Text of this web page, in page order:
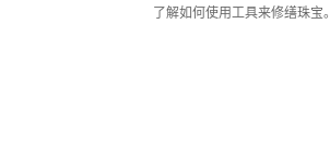
了解如何使用工具来修缮珠宝。